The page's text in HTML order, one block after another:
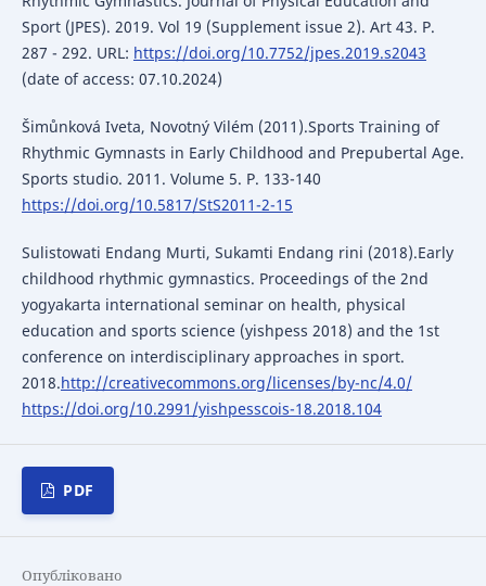
Sport (JPES). 2019. Vol 19 (Supplement issue 2). Art 43. P.
287 - 292. URL: https://doi.org/10.7752/jpes.2019.s2043
(date of access: 07.10.2024)
Šimůnková Iveta, Novotný Vilém (2011).Sports Training of
Rhythmic Gymnasts in Early Childhood and Prepubertal Age.
Sports studio. 2011. Volume 5. Р. 133-140
https://doi.org/10.5817/StS2011-2-15
Sulistowati Endang Murti, Sukamti Endang rini (2018).Early
childhood rhythmic gymnastics. Proceedings of the 2nd
yogyakarta international seminar on health, physical
education and sports science (yishpess 2018) and the 1st
conference on interdisciplinary approaches in sport.
2018.http://creativecommons.org/licenses/by-nc/4.0/
https://doi.org/10.2991/yishpesscois-18.2018.104
PDF
Опубліковано